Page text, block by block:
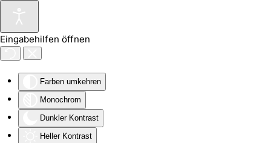
Eingabehilfen öffnen
Farben umkehren
Monochrom
Dunkler Kontrast
Heller Kontrast
Zum Hauptinhalt springen